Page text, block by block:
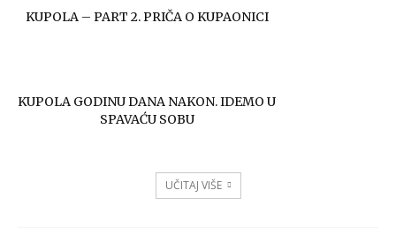
KUPOLA – PART 2. PRIČA O KUPAONICI
KUPOLA GODINU DANA NAKON. IDEMO U
SPAVAĆU SOBU
UČITAJ VIŠE